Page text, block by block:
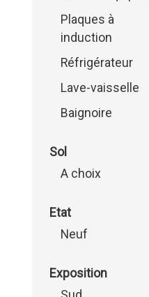
Plaques à
induction
Réfrigérateur
Lave-vaisselle
Baignoire
Sol
A choix
Etat
Neuf
Exposition